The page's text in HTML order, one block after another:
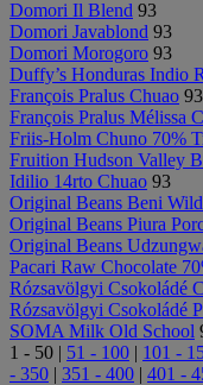
Domori Il Blend 93
Domori Javablond 93
Domori Morogoro 93
Duffy’s Honduras Indio
François Pralus Chuao 93
François Pralus Mélissa
Friis-Holm Chuno 70%
Fruition Hudson Valley
Idilio 14rto Chuao 93
Original Beans Beni
Original Beans Piura
Original Beans
Pacari Raw Chocolate
Rózsavölgyi Csokoládé
Rózsavölgyi Csokoládé
SOMA Milk Old School
1 - 50 | 51 - 100 | 101 -
- 350 | 351 - 400 | 401 -